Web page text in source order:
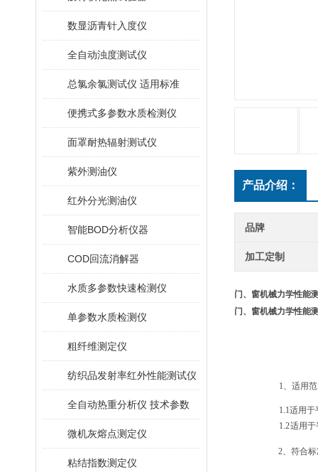
数显沥青针入度仪
全自动浊度测试仪
总氯余氯测试仪 适用标准
便携式多参数水质检测仪
面罩耐热辐射测试仪
紫外测油仪
红外分光测油仪
智能BOD分析仪器
COD回流消解器
水质多参数快速检测仪
单参数水质检测仪
粗纤维测定仪
纺织品发射率红外性能测试仪
全自动热重分析仪 技术参数
微机灰熔点测定仪
粘结指数测定仪
产品介绍：
品牌
加工定制
门、窗机械力学性能
门、窗机械力学性能
1、适用
1.1适用于
1.2适用于
2、符合